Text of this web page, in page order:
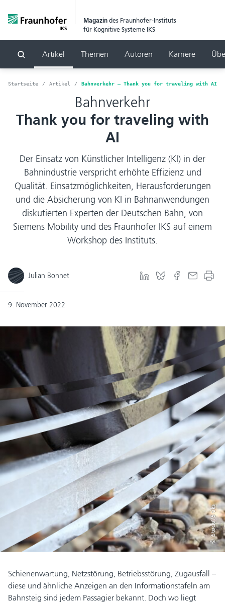
Magazin des Fraunhofer-Instituts
für Kognitive Systeme IKS
Suchen
Artikel Themen Autoren Karriere
Startseite Artikel Bahnverkehr – Thank you for traveling with AI
Bahnverkehr
Thank you for traveling with
AI
Der Einsatz von Künstlicher Intelligenz (KI) in der
Bahnindustrie verspricht erhöhte Effizienz und
Qualität. Einsatzmöglichkeiten, Herausforderungen
und die Absicherung von KI in Bahnanwendungen
diskutierten Experten der Deutschen Bahn, von
Siemens Mobility und des Fraunhofer IKS auf einem
Workshop des Instituts.
Julian Bohnet
9. November 2022
© iStock/75 tiks
Schienenwartung, Netzstörung, Betriebsstörung, Zugausfall –
diese und ähnliche Anzeigen an den Informationstafeln am
Bahnsteig sind jedem Passagier bekannt. Doch wo liegt